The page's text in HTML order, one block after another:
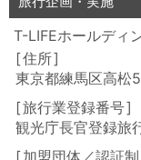
T-LIFEホールディ
住所
東京都練馬区高松
旅行業登録番号
観光庁長官登録旅
加盟団体／認証